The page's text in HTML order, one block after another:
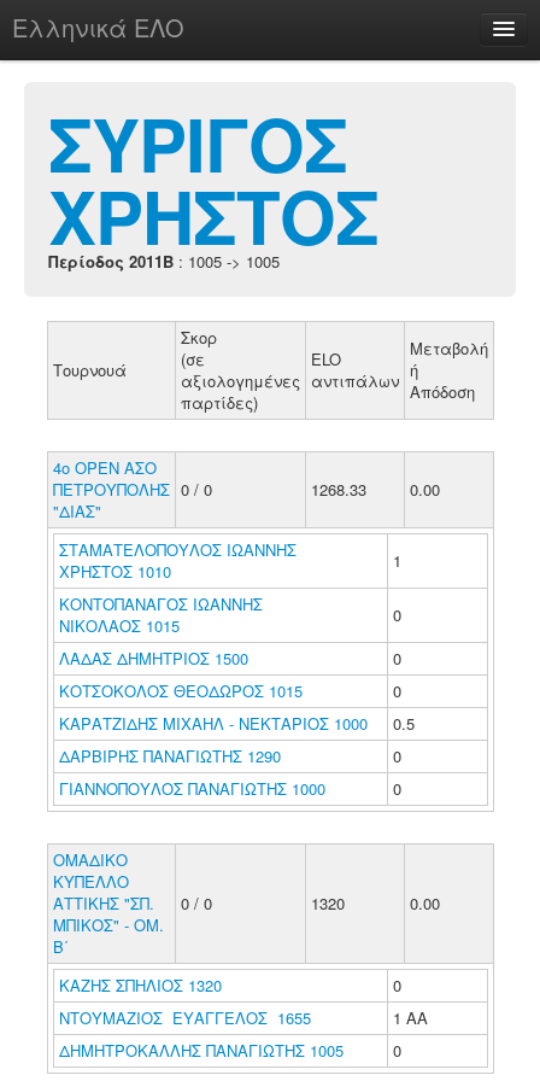
Ελληνικά ΕΛΟ
chesstu.be @ discord
Login
ΣΥΡΙΓΟΣ
ΧΡΗΣΤΟΣ
Περίοδος 2011B : 1005 -> 1005
Τουρνουά
Σκορ
(σε
αξιολογημένες
παρτίδες)
ELO
αντιπάλων
Μεταβολή
ή
Απόδοση
4ο ΟΡΕΝ ΑΣΟ
ΠΕΤΡΟΥΠΟΛΗΣ
"ΔΙΑΣ"
0 / 0 1268.33 0.00
ΣΤΑΜΑΤΕΛΟΠΟΥΛΟΣ ΙΩΑΝΝΗΣ
ΧΡΗΣΤΟΣ 1010
1
ΚΟΝΤΟΠΑΝΑΓΟΣ ΙΩΑΝΝΗΣ
ΝΙΚΟΛΑΟΣ 1015
0
ΛΑΔΑΣ ΔΗΜΗΤΡΙΟΣ 1500
0
ΚΟΤΣΟΚΟΛΟΣ ΘΕΟΔΩΡΟΣ 1015
0
ΚΑΡΑΤΖΙΔΗΣ ΜΙΧΑΗΛ - ΝΕΚΤΑΡΙΟΣ 1000
0.5
ΔΑΡΒΙΡΗΣ ΠΑΝΑΓΙΩΤΗΣ 1290
0
ΓΙΑΝΝΟΠΟΥΛΟΣ ΠΑΝΑΓΙΩΤΗΣ 1000
0
ΟΜΑΔΙΚΟ
ΚΥΠΕΛΛΟ
ΑΤΤΙΚΗΣ "ΣΠ.
ΜΠΙΚΟΣ" - ΟΜ.
Β΄
0 / 0 1320 0.00
ΚΑΖΗΣ ΣΠΗΛΙΟΣ 1320
0
ΝΤΟΥΜΑΖΙΟΣ ΕΥΑΓΓΕΛΟΣ 1655
1 ΑΑ
ΔΗΜΗΤΡΟΚΑΛΛΗΣ ΠΑΝΑΓΙΩΤΗΣ 1005
0